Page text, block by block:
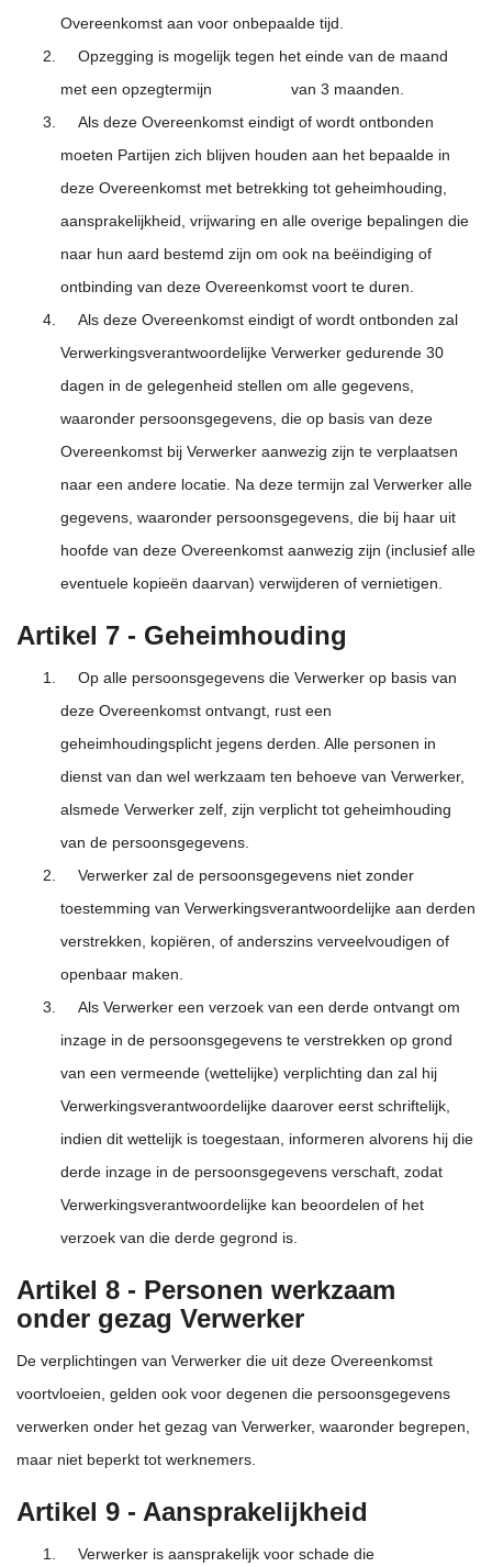
Overeenkomst aan voor onbepaalde tijd.
Opzegging is mogelijk tegen het einde van de maand
met een opzegtermijn van 3 maanden.
Als deze Overeenkomst eindigt of wordt ontbonden
moeten Partijen zich blijven houden aan het bepaalde in
deze Overeenkomst met betrekking tot geheimhouding,
aansprakelijkheid, vrijwaring en alle overige bepalingen die
naar hun aard bestemd zijn om ook na beëindiging of
ontbinding van deze Overeenkomst voort te duren.
Als deze Overeenkomst eindigt of wordt ontbonden zal
Verwerkingsverantwoordelijke Verwerker gedurende 30
dagen in de gelegenheid stellen om alle gegevens,
waaronder persoonsgegevens, die op basis van deze
Overeenkomst bij Verwerker aanwezig zijn te verplaatsen
naar een andere locatie. Na deze termijn zal Verwerker alle
gegevens, waaronder persoonsgegevens, die bij haar uit
hoofde van deze Overeenkomst aanwezig zijn (inclusief alle
eventuele kopieën daarvan) verwijderen of vernietigen.
Artikel 7 - Geheimhouding
Op alle persoonsgegevens die Verwerker op basis van
deze Overeenkomst ontvangt, rust een
geheimhoudingsplicht jegens derden. Alle personen in
dienst van dan wel werkzaam ten behoeve van Verwerker,
alsmede Verwerker zelf, zijn verplicht tot geheimhouding
van de persoonsgegevens.
Verwerker zal de persoonsgegevens niet zonder
toestemming van Verwerkingsverantwoordelijke aan derden
verstrekken, kopiëren, of anderszins verveelvoudigen of
openbaar maken.
Als Verwerker een verzoek van een derde ontvangt om
inzage in de persoonsgegevens te verstrekken op grond
van een vermeende (wettelijke) verplichting dan zal hij
Verwerkingsverantwoordelijke daarover eerst schriftelijk,
indien dit wettelijk is toegestaan, informeren alvorens hij die
derde inzage in de persoonsgegevens verschaft, zodat
Verwerkingsverantwoordelijke kan beoordelen of het
verzoek van die derde gegrond is.
Artikel 8 - Personen werkzaam
onder gezag Verwerker
De verplichtingen van Verwerker die uit deze Overeenkomst
voortvloeien, gelden ook voor degenen die persoonsgegevens
verwerken onder het gezag van Verwerker, waaronder begrepen,
maar niet beperkt tot werknemers.
Artikel 9 - Aansprakelijkheid
Verwerker is aansprakelijk voor schade die